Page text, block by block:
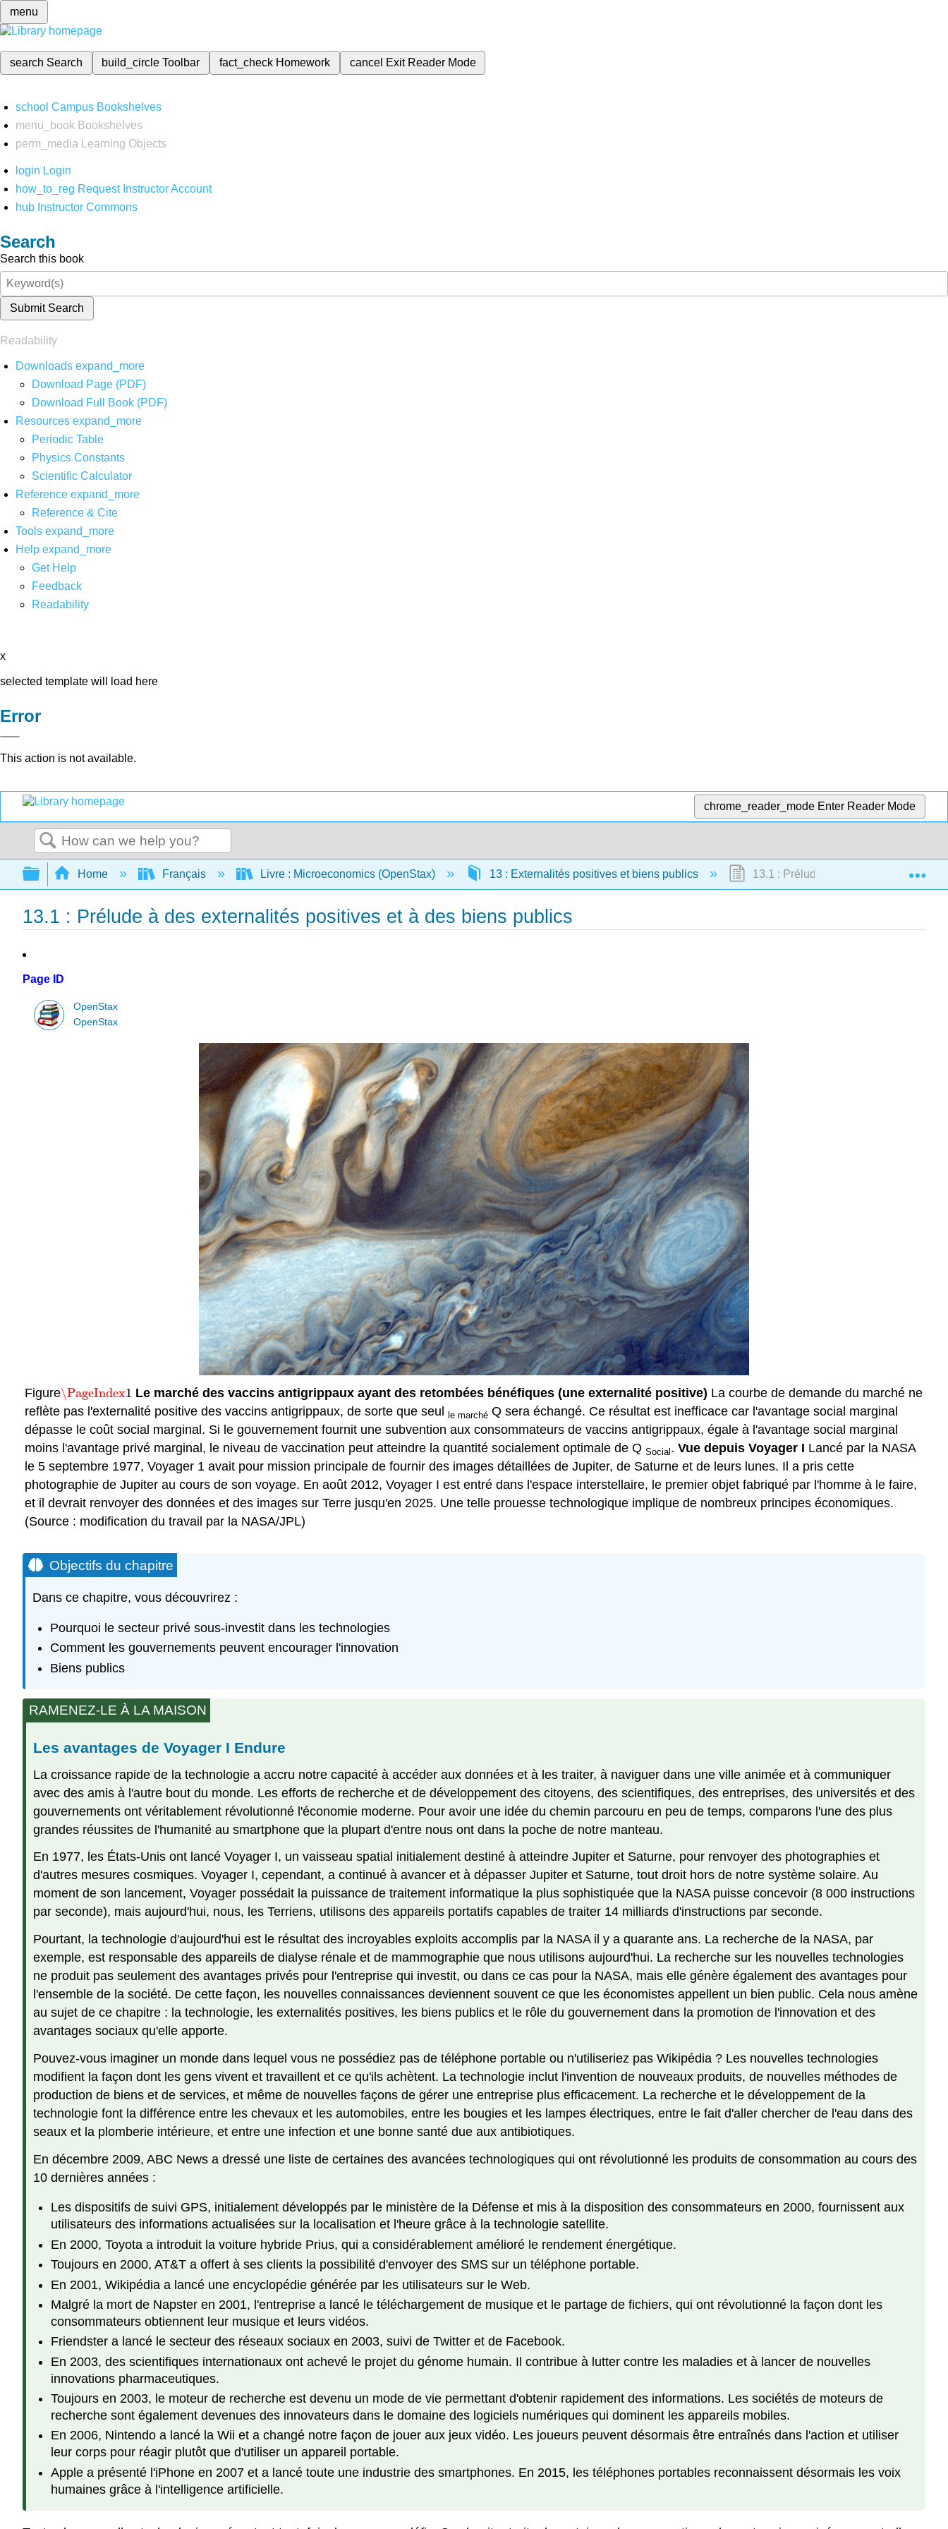
menu
search Search build_circleToolbar fact_check Homework cancel Exit Reader Mode
school Campus Bookshelves
menu_book Bookshelves
perm_media
Learning Objects
login Login
how_to_reg Request Instructor Account
hub Instructor Commons
Search
Search this book
Submit Search
Readability
Downloads expand_more
Download Page (PDF)
Download Full Book (PDF)
Resources expand_more
Periodic Table
Physics Constants
Scientific Calculator
Reference expand_more
Reference & Cite
Tools expand_more
Help expand_more
Get Help
Feedback
Readability
x
selected template will load here
Error
This action is not available.
chrome_reader_mode Enter Reader Mode
Search
Expand/collapse global hierarchy
Home Français Livre : Microeconomics (OpenStax) 13 : Externalités positives et biens publics 13.1 : Prélude à des externalités
13.1 : Prélude à des externalités positives et à des biens publics
Page ID
OpenStax
OpenStax
Figure\PageIndex1
\PageIndex1 Le marché des vaccins antigrippaux ayant des retombées bénéfiques (une externalité positive) La courbe de demande du marché ne
reflète pas l'externalité positive des vaccins antigrippaux, de sorte que seulle marché Q sera échangé. Ce résultat est inefficace car l'avantage social marginal
dépasse le coût social marginal. Si le gouvernement fournit une subvention aux consommateurs de vaccins antigrippaux, égale à l'avantage social marginal
moins l'avantage privé marginal, le niveau de vaccination peut atteindre la quantité socialement optimale de Q Social.Vue depuis Voyager I Lancé par la NASA
le 5 septembre 1977, Voyager 1 avait pour mission principale de fournir des images détaillées de Jupiter, de Saturne et de leurs lunes. Il a pris cette
photographie de Jupiter au cours de son voyage. En août 2012, Voyager I est entré dans l'espace interstellaire, le premier objet fabriqué par l'homme à le faire,
et il devrait renvoyer des données et des images sur Terre jusqu'en 2025. Une telle prouesse technologique implique de nombreux principes économiques.
(Source : modification du travail par la NASA/JPL)
Objectifs du chapitre
Dans ce chapitre, vous découvrirez :
Pourquoi le secteur privé sous-investit dans les technologies
Comment les gouvernements peuvent encourager l'innovation
Biens publics
RAMENEZ-LE À LA MAISON
Les avantages de Voyager I Endure
La croissance rapide de la technologie a accru notre capacité à accéder aux données et à les traiter, à naviguer dans une ville animée et à communiquer
avec des amis à l'autre bout du monde. Les efforts de recherche et de développement des citoyens, des scientifiques, des entreprises, des universités et des
gouvernements ont véritablement révolutionné l'économie moderne. Pour avoir une idée du chemin parcouru en peu de temps, comparons l'une des plus
grandes réussites de l'humanité au smartphone que la plupart d'entre nous ont dans la poche de notre manteau.
En 1977, les États-Unis ont lancé Voyager I, un vaisseau spatial initialement destiné à atteindre Jupiter et Saturne, pour renvoyer des photographies et
d'autres mesures cosmiques. Voyager I, cependant, a continué à avancer et à dépasser Jupiter et Saturne, tout droit hors de notre système solaire. Au
moment de son lancement, Voyager possédait la puissance de traitement informatique la plus sophistiquée que la NASA puisse concevoir (8 000 instructions
par seconde), mais aujourd'hui, nous, les Terriens, utilisons des appareils portatifs capables de traiter 14 milliards d'instructions par seconde.
Pourtant, la technologie d'aujourd'hui est le résultat des incroyables exploits accomplis par la NASA il y a quarante ans. La recherche de la NASA, par
exemple, est responsable des appareils de dialyse rénale et de mammographie que nous utilisons aujourd'hui. La recherche sur les nouvelles technologies
ne produit pas seulement des avantages privés pour l'entreprise qui investit, ou dans ce cas pour la NASA, mais elle génère également des avantages pour
l'ensemble de la société. De cette façon, les nouvelles connaissances deviennent souvent ce que les économistes appellent un bien public. Cela nous amène
au sujet de ce chapitre : la technologie, les externalités positives, les biens publics et le rôle du gouvernement dans la promotion de l'innovation et des
avantages sociaux qu'elle apporte.
Pouvez-vous imaginer un monde dans lequel vous ne possédiez pas de téléphone portable ou n'utiliseriez pas Wikipédia ? Les nouvelles technologies
modifient la façon dont les gens vivent et travaillent et ce qu'ils achètent. La technologie inclut l'invention de nouveaux produits, de nouvelles méthodes de
production de biens et de services, et même de nouvelles façons de gérer une entreprise plus efficacement. La recherche et le développement de la
technologie font la différence entre les chevaux et les automobiles, entre les bougies et les lampes électriques, entre le fait d'aller chercher de l'eau dans des
seaux et la plomberie intérieure, et entre une infection et une bonne santé due aux antibiotiques.
En décembre 2009, ABC News a dressé une liste de certaines des avancées technologiques qui ont révolutionné les produits de consommation au cours des
10 dernières années :
Les dispositifs de suivi GPS, initialement développés par le ministère de la Défense et mis à la disposition des consommateurs en 2000, fournissent aux
utilisateurs des informations actualisées sur la localisation et l'heure grâce à la technologie satellite.
En 2000, Toyota a introduit la voiture hybride Prius, qui a considérablement amélioré le rendement énergétique.
Toujours en 2000, AT&T a offert à ses clients la possibilité d'envoyer des SMS sur un téléphone portable.
En 2001, Wikipédia a lancé une encyclopédie générée par les utilisateurs sur le Web.
Malgré la mort de Napster en 2001, l'entreprise a lancé le téléchargement de musique et le partage de fichiers, qui ont révolutionné la façon dont les
consommateurs obtiennent leur musique et leurs vidéos.
Friendster a lancé le secteur des réseaux sociaux en 2003, suivi de Twitter et de Facebook.
En 2003, des scientifiques internationaux ont achevé le projet du génome humain. Il contribue à lutter contre les maladies et à lancer de nouvelles
innovations pharmaceutiques.
Toujours en 2003, le moteur de recherche est devenu un mode de vie permettant d'obtenir rapidement des informations. Les sociétés de moteurs de
recherche sont également devenues des innovateurs dans le domaine des logiciels numériques qui dominent les appareils mobiles.
En 2006, Nintendo a lancé la Wii et a changé notre façon de jouer aux jeux vidéo. Les joueurs peuvent désormais être entraînés dans l'action et utiliser
leur corps pour réagir plutôt que d'utiliser un appareil portable.
Apple a présenté l'iPhone en 2007 et a lancé toute une industrie des smartphones. En 2015, les téléphones portables reconnaissent désormais les voix
humaines grâce à l'intelligence artificielle.